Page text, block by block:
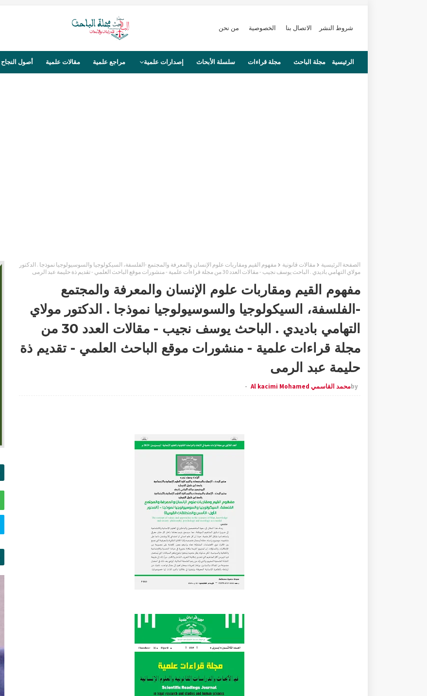
شروط النشر الاتصال بنا الخصوصية من نحن
الرئيسية مجلة الباحث مجلة قراءات سلسلة الأبحاث إصدارات علمية مراجع علمية مقالات علمية أصول النجاح
الصفحة الرئيسية مقالات قانونية
مفهوم القيم ومقاربات علوم الإنسان والمعرفة والمجتمع -الفلسفة، السيكولوجيا والسوسيولوجيا نموذجا . الدكتور
مولاي التهامي باديدي . الباحث يوسف نجيب - مقالات العدد 30 من مجلة قراءات علمية - منشورات موقع الباحث العلمي - تقديم ذة حليمة عبد الرمى
مفهوم القيم ومقاربات علوم الإنسان والمعرفة والمجتمع
-الفلسفة، السيكولوجيا والسوسيولوجيا نموذجا . الدكتور مولاي
التهامي باديدي . الباحث يوسف نجيب - مقالات العدد 30 من
مجلة قراءات علمية - منشورات موقع الباحث العلمي - تقديم ذة
حليمة عبد الرمى
byمحمد القاسمي Al kacimi Mohamed